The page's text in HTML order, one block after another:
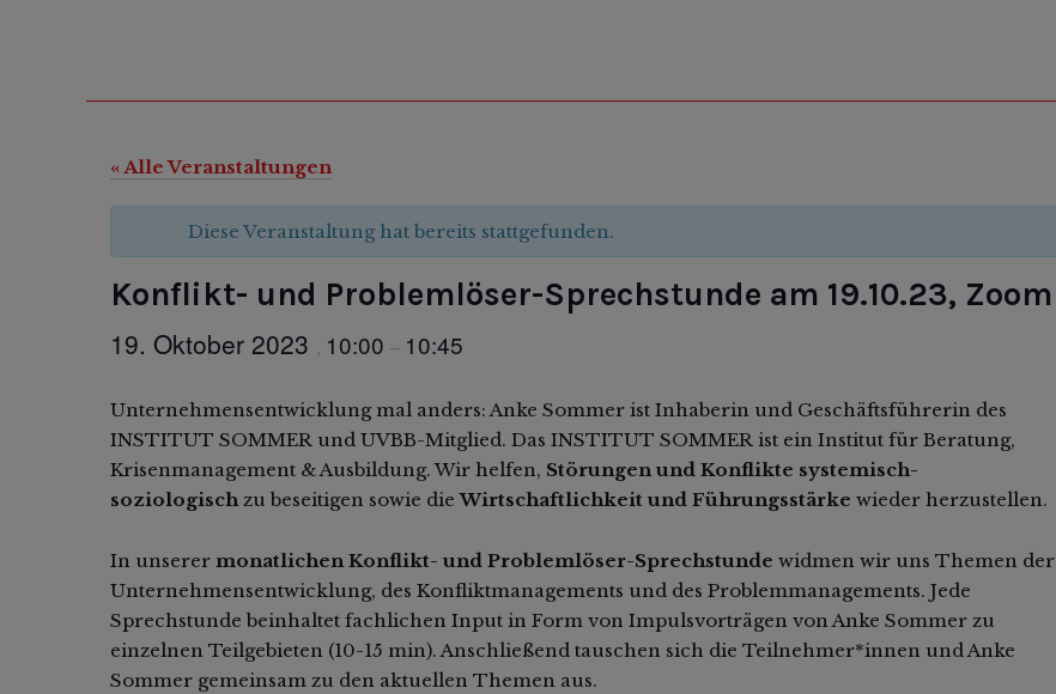
« Alle Veranstaltungen
Diese Veranstaltung hat bereits stattgefunden.
Konflikt- und Problemlöser-Sprechstunde am 19.10.23, Zoom
19. Oktober 2023 10:00 – 10:45
Unternehmensentwicklung mal anders: Anke Sommer ist Inhaberin und Geschäftsführerin des
INSTITUT SOMMER und UVBB-Mitglied. Das INSTITUT SOMMER ist ein Institut für Beratung,
Krisenmanagement & Ausbildung. Wir helfen, Störungen und Konflikte systemisch-
soziologisch zu beseitigen sowie dieWirtschaftlichkeit und Führungsstärke wieder herzustellen.
In unserer monatlichen Konflikt- und Problemlöser-Sprechstunde widmen wir uns Themen der
Unternehmensentwicklung, des Konfliktmanagements und des Problemmanagements. Jede
Sprechstunde beinhaltet fachlichen Input in Form von Impulsvorträgen von Anke Sommer zu
einzelnen Teilgebieten (10-15 min). Anschließend tauschen sich die Teilnehmer*innen und Anke
Sommer gemeinsam zu den aktuellen Themen aus.